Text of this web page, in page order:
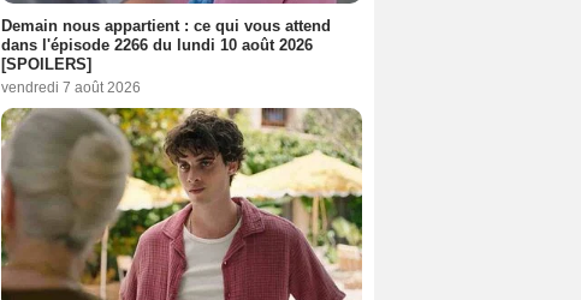
Demain nous appartient : ce qui vous attend
dans l'épisode 2266 du lundi 10 août 2026
[SPOILERS]
vendredi 7 août 2026